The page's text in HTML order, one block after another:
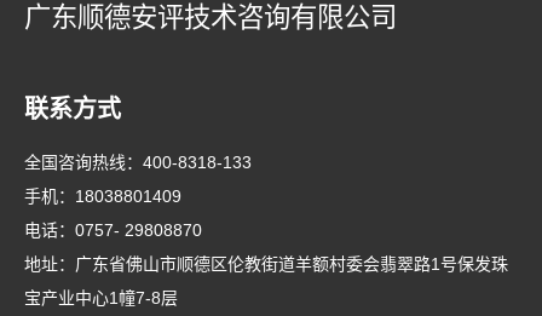
广东顺德安评技术咨询有限公司
联系方式
全国咨询热线： 400-8318-133
手机： 18038801409
电话： 0757- 29808870
地址：广东省佛山市顺德区伦教街道羊额村委会翡翠路1号保发珠
宝产业中心1幢7-8层